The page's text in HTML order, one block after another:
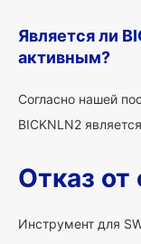
Является ли
активным?
Согласно нашей
BICKNLN2
Отказ от
Инструмент для